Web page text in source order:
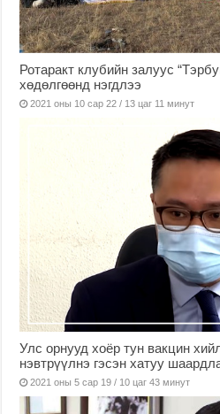
Ротаракт клубийн залуус
хөдөлгөөнд нэгдлээ
2021 оны 10 сар 22 / 13 цаг 11 минут
Улс орнууд хоёр тун вакцин
нэвтрүүлнэ гэсэн хатуу
2021 оны 5 сар 19 / 10 цаг 43 минут